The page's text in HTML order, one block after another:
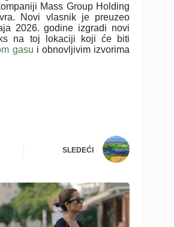
Mass Group Holding
Novi vlasnik je preuzeo
2026. godine izgradi novi
na toj lokaciji koji će biti
gasu i obnovljivim izvorima
SLEDEĆI